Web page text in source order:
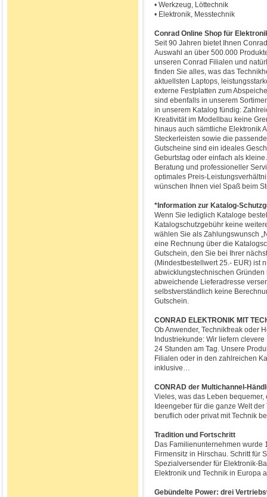
• Werkzeug, Löttechnik
• Elektronik, Messtechnik
Conrad Online Shop für
Seit 90 Jahren bietet Ihnen
Auswahl an über 500.000
unseren Conrad Filialen und
finden Sie alles, was das
aktuellsten Laptops,
externe Festplatten zum
sind ebenfalls in unserem
in unserem Katalog fündig:
Kreativität im Modellbau keine
hinaus auch sämtliche Elektronik
Steckerleisten sowie die
Gutscheine sind ein ideales
Geburtstag oder einfach als
Beratung und professioneller
optimales Preis-
wünschen Ihnen viel Spaß beim
*Information zur Katalog-
Wenn Sie lediglich Kataloge
Katalogschutzgebühr keine
wählen Sie als Zahlungswunsch
eine Rechnung über die
Gutschein, den Sie bei Ihrer
(Mindestbestellwert 25.- EUR) ist
abwicklungstechnischen
abweichende Lieferadresse
selbstverständlich keine
Gutschein.
CONRAD ELEKTRONIK MIT
Ob Anwender, Technikfreak oder
Industriekunde: Wir liefern
24 Stunden am Tag. Unsere
Filialen oder in den zahlreichen
inklusive…
CONRAD der Multichannel-
Vieles, was das Leben
Ideengeber für die ganze Welt
beruflich oder privat mit Technik
Tradition und Fortschritt
Das Familienunternehmen
Firmensitz in Hirschau. Schritt für
Spezialversender für Elektronik-
Elektronik und Technik in Europa
Gebündelte Power: drei